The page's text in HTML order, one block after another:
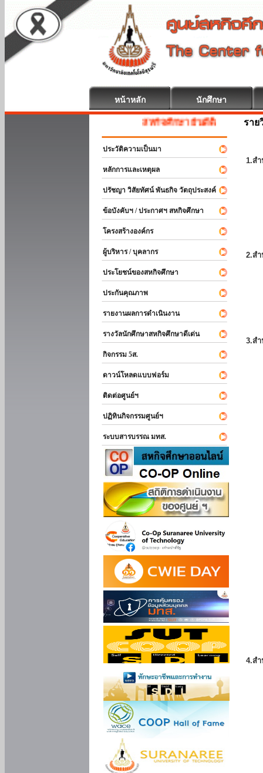
หน้าหลัก นักศึกษา
สหกิจศึกษา ยินดีต้อนรับ
ประวัติความเป็นมา
หลักการและเหตุผล
ปรัชญา วิสัยทัศน์ พันธกิจ วัตถุประสงค์
ข้อบังคับฯ / ประกาศฯ สหกิจศึกษา
โครงสร้างองค์กร
ผู้บริหาร / บุคลากร
ประโยชน์ของสหกิจศึกษา
ประกันคุณภาพ
รายงานผลการดำเนินงาน
รางวัลนักศึกษาสหกิจศึกษาดีเด่น
กิจกรรม 5ส.
ดาวน์โหลดแบบฟอร์ม
ติดต่อศูนย์ฯ
ปฏิทินกิจกรรมศูนย์ฯ
ระบบสารบรรณ มทส.
ราย
1.ส
2.ส
3.ส
4.ส